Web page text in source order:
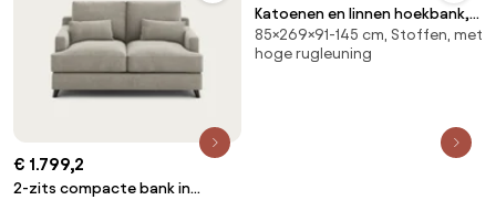
€ 1.799,2
2-zits compacte bank in
Katoenen en linnen hoekbank,
Tasie
85×269×91-145 cm, Stoffen, met
hoge rugleuning